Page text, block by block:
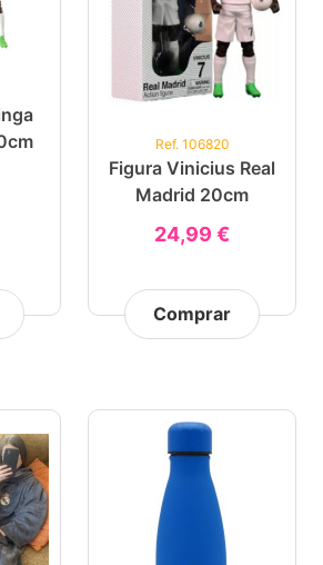
Ref. 106820
Figura Vinicius Real
Madrid 20cm
24,99 €
Comprar